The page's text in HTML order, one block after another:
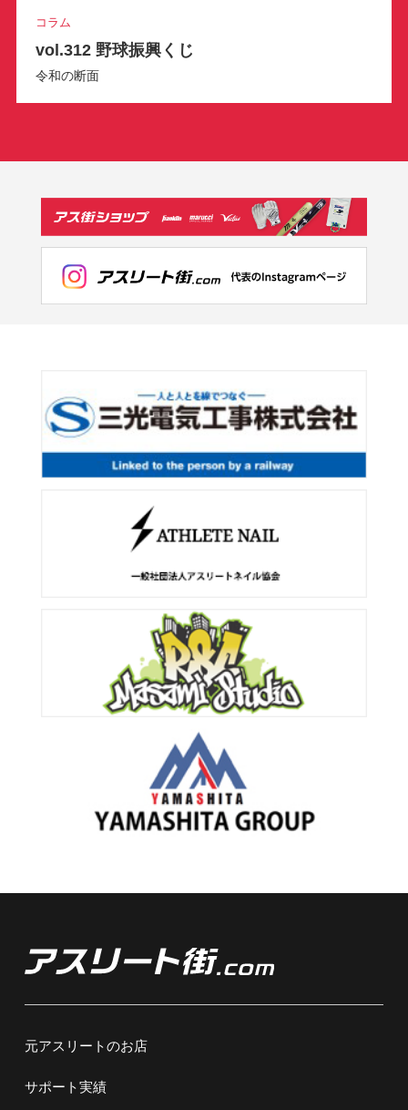
コラム
vol.312 野球振興くじ
令和の断面
元アスリートのお店
サポート実績